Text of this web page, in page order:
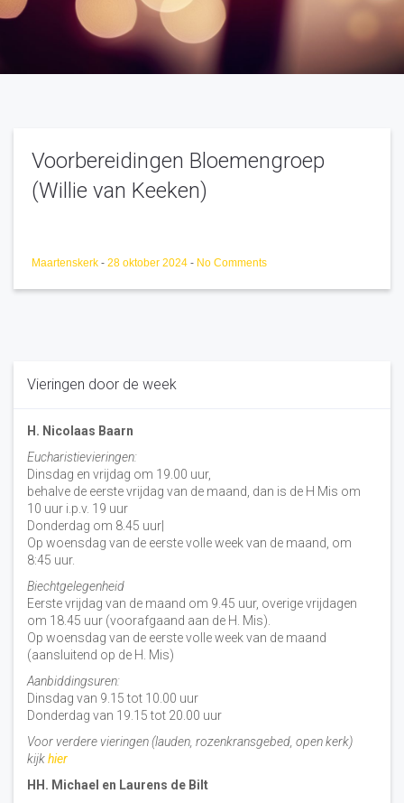
Voorbereidingen Bloemengroep
(Willie van Keeken)
Maartenskerk - 28 oktober 2024 - No Comments
Vieringen door de week
H. Nicolaas Baarn
Eucharistievieringen:
Dinsdag en vrijdag om 19.00 uur,
behalve de eerste vrijdag van de maand, dan is de H Mis om
10 uur i.p.v. 19 uur
Donderdag om 8.45 uur|
Op woensdag van de eerste volle week van de maand, om
8:45 uur.
Biechtgelegenheid
Eerste vrijdag van de maand om 9.45 uur, overige vrijdagen
om 18.45 uur (voorafgaand aan de H. Mis).
Op woensdag van de eerste volle week van de maand
(aansluitend op de H. Mis)
Aanbiddingsuren:
Dinsdag van 9.15 tot 10.00 uur
Donderdag van 19.15 tot 20.00 uur
Voor verdere vieringen (lauden, rozenkransgebed, open kerk)
kijkhier
HH. Michael en Laurens de Bilt